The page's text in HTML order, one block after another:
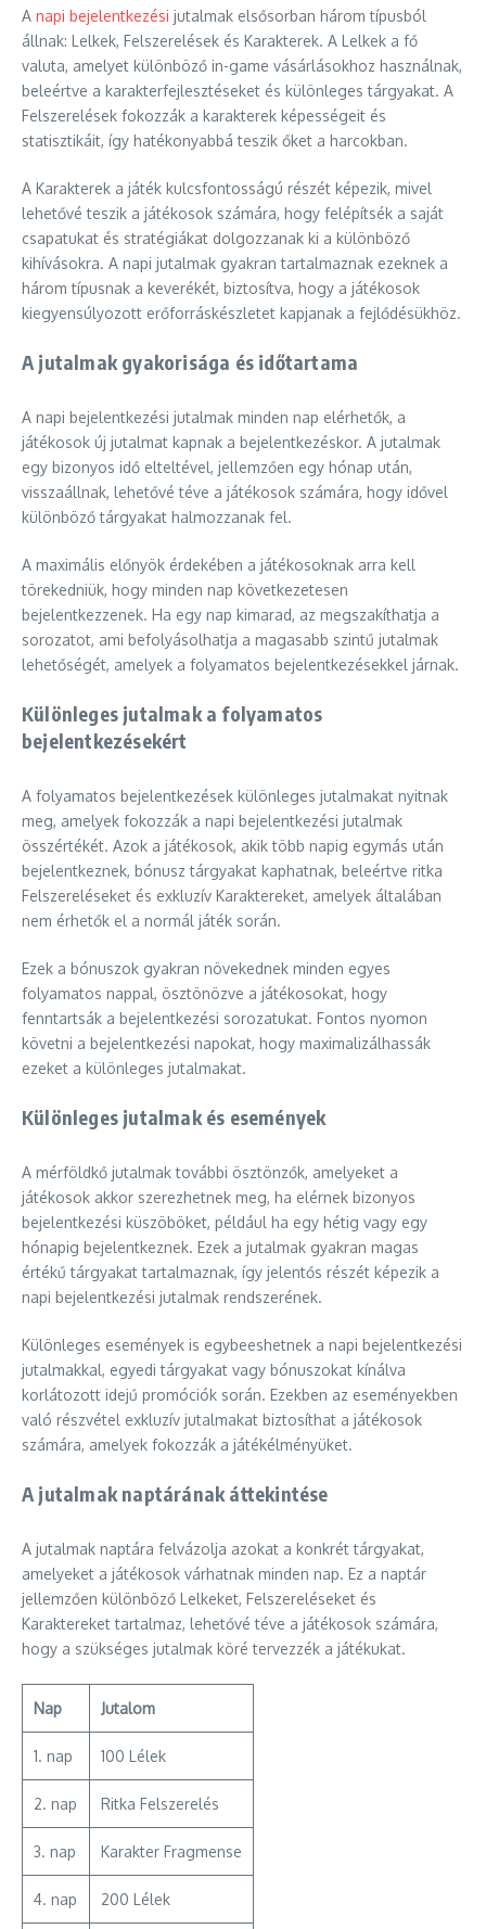
A napi bejelentkezési jutalmak elsősorban három típusból
állnak: Lelkek, Felszerelések és Karakterek. A Lelkek a fő
valuta, amelyet különböző in-game vásárlásokhoz használnak,
beleértve a karakterfejlesztéseket és különleges tárgyakat. A
Felszerelések fokozzák a karakterek képességeit és
statisztikáit, így hatékonyabbá teszik őket a harcokban.
A Karakterek a játék kulcsfontosságú részét képezik, mivel
lehetővé teszik a játékosok számára, hogy felépítsék a saját
csapatukat és stratégiákat dolgozzanak ki a különböző
kihívásokra. A napi jutalmak gyakran tartalmaznak ezeknek a
három típusnak a keverékét, biztosítva, hogy a játékosok
kiegyensúlyozott erőforráskészletet kapjanak a fejlődésükhöz.
A jutalmak gyakorisága és időtartama
A napi bejelentkezési jutalmak minden nap elérhetők, a
játékosok új jutalmat kapnak a bejelentkezéskor. A jutalmak
egy bizonyos idő elteltével, jellemzően egy hónap után,
visszaállnak, lehetővé téve a játékosok számára, hogy idővel
különböző tárgyakat halmozzanak fel.
A maximális előnyök érdekében a játékosoknak arra kell
törekedniük, hogy minden nap következetesen
bejelentkezzenek. Ha egy nap kimarad, az megszakíthatja a
sorozatot, ami befolyásolhatja a magasabb szintű jutalmak
lehetőségét, amelyek a folyamatos bejelentkezésekkel járnak.
Különleges jutalmak a folyamatos
bejelentkezésekért
A folyamatos bejelentkezések különleges jutalmakat nyitnak
meg, amelyek fokozzák a napi bejelentkezési jutalmak
összértékét. Azok a játékosok, akik több napig egymás után
bejelentkeznek, bónusz tárgyakat kaphatnak, beleértve ritka
Felszereléseket és exkluzív Karaktereket, amelyek általában
nem érhetők el a normál játék során.
Ezek a bónuszok gyakran növekednek minden egyes
folyamatos nappal, ösztönözve a játékosokat, hogy
fenntartsák a bejelentkezési sorozatukat. Fontos nyomon
követni a bejelentkezési napokat, hogy maximalizálhassák
ezeket a különleges jutalmakat.
Különleges jutalmak és események
A mérföldkő jutalmak további ösztönzők, amelyeket a
játékosok akkor szerezhetnek meg, ha elérnek bizonyos
bejelentkezési küszöböket, például ha egy hétig vagy egy
hónapig bejelentkeznek. Ezek a jutalmak gyakran magas
értékű tárgyakat tartalmaznak, így jelentős részét képezik a
napi bejelentkezési jutalmak rendszerének.
Különleges események is egybeeshetnek a napi bejelentkezési
jutalmakkal, egyedi tárgyakat vagy bónuszokat kínálva
korlátozott idejű promóciók során. Ezekben az eseményekben
való részvétel exkluzív jutalmakat biztosíthat a játékosok
számára, amelyek fokozzák a játékélményüket.
A jutalmak naptárának áttekintése
A jutalmak naptára felvázolja azokat a konkrét tárgyakat,
amelyeket a játékosok várhatnak minden nap. Ez a naptár
jellemzően különböző Lelkeket, Felszereléseket és
Karaktereket tartalmaz, lehetővé téve a játékosok számára,
hogy a szükséges jutalmak köré tervezzék a játékukat.
Nap Jutalom
1. nap 100 Lélek
2. nap Ritka Felszerelés
3. nap Karakter Fragmense
4. nap 200 Lélek